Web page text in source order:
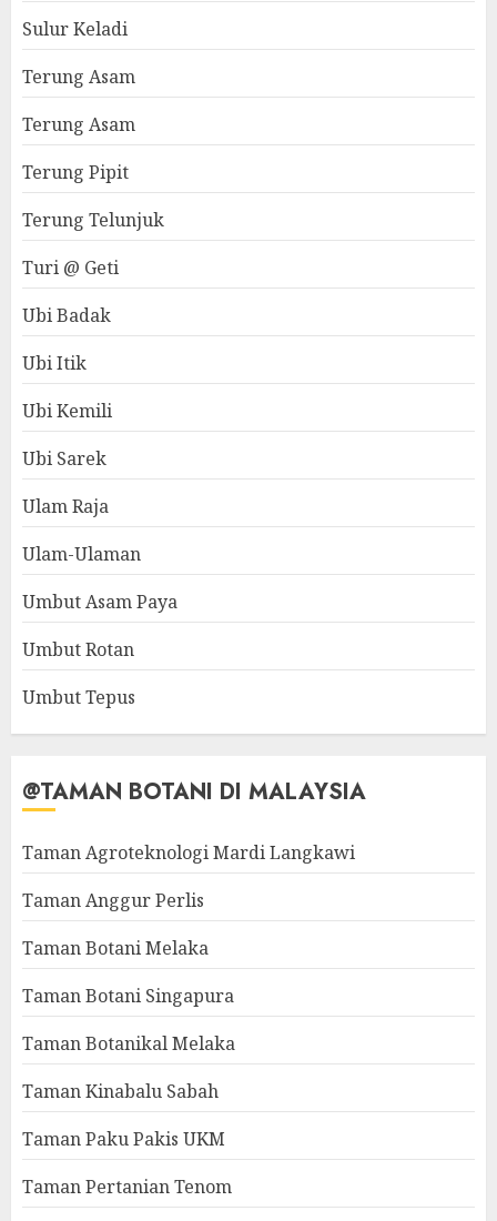
Sulur Keladi
Terung Asam
Terung Asam
Terung Pipit
Terung Telunjuk
Turi @ Geti
Ubi Badak
Ubi Itik
Ubi Kemili
Ubi Sarek
Ulam Raja
Ulam-Ulaman
Umbut Asam Paya
Umbut Rotan
Umbut Tepus
@TAMAN BOTANI DI MALAYSIA
Taman Agroteknologi Mardi Langkawi
Taman Anggur Perlis
Taman Botani Melaka
Taman Botani Singapura
Taman Botanikal Melaka
Taman Kinabalu Sabah
Taman Paku Pakis UKM
Taman Pertanian Tenom